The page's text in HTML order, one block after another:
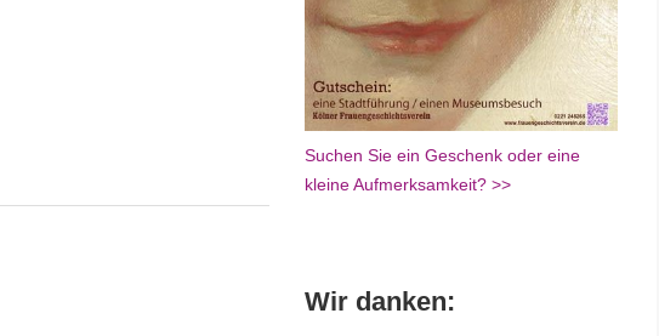
Suchen Sie ein Geschenk oder eine
kleine Aufmerksamkeit? >>
Wir danken: